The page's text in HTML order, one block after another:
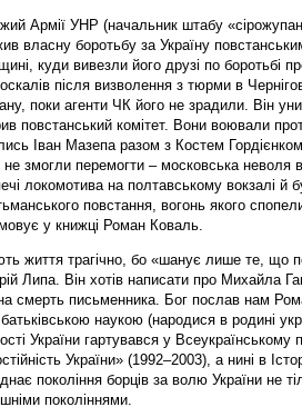
Армії УНР (начальник штабу
власну боротьбу за Україну
куди вивезли його друзі по боротьбі
після визволення з тюрми в
поки агенти ЧК його не зрадили. Він
повстанський комітет. Вони воювали
Іван Мазепа разом з Костем
не змогли перемогти – московська неволя
локомотива на полтавському вокзалі й
повстання, вогонь якого
у книжці Роман Коваль.
життя трагічно, бо «шанує лише те, що
Липа. Він хотів написати про Михайла
смерть письменника. Бог послав нам
наукою (народися в родині
України гартувався у Всеукраїнському
України» (1992–2003), а нині в
покоління борців за волю України не
поколіннями.